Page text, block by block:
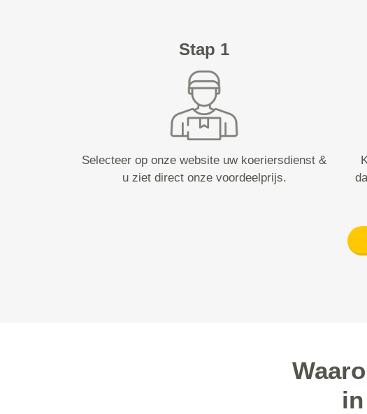
Stap 1
Selecteer op onze website uw koeriersdienst &
u ziet direct onze voordeelprijs.